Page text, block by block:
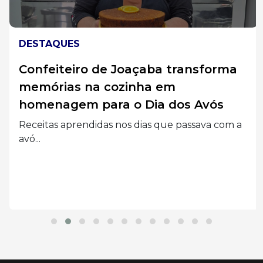
DESTAQUES
Confeiteiro de Joaçaba transforma
memórias na cozinha em
homenagem para o Dia dos Avós
Receitas aprendidas nos dias que passava com a
avó...